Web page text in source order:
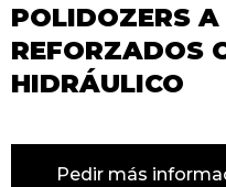
POLIDOZERS
REFORZADOS
HIDRÁULICO
Pedir más